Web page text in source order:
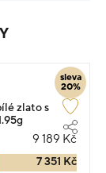
sleva
20%
zlato s
9 189 Kč
7 351 Kč